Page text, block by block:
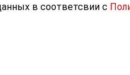
в соответсвии с